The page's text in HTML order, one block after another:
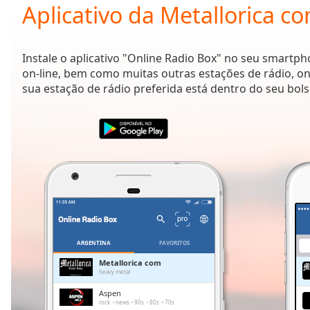
Current
Time0:00
Duration-:-
Loaded:
0.00%
Remaining
Aplicativo da Metallorica
Instale o aplicativo "Online Radio Box" no seu
on-line, bem como muitas outras estações de rádio,
sua estação de rádio preferida está dentro do seu
ARGENTINA FAVORITOS
Metallorica com
heavy metal
Aspen
rock news 90s 80s 70s